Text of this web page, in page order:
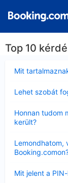
Top 10
Mit
Lehet szobát
Honnan tudom
került?
Lemondhatom,
Mit jelent a